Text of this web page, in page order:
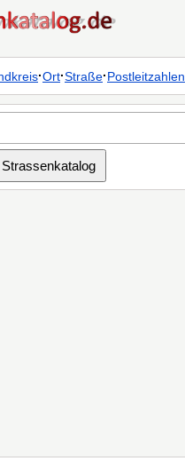
·Ort·Straße·Postleitzahlen